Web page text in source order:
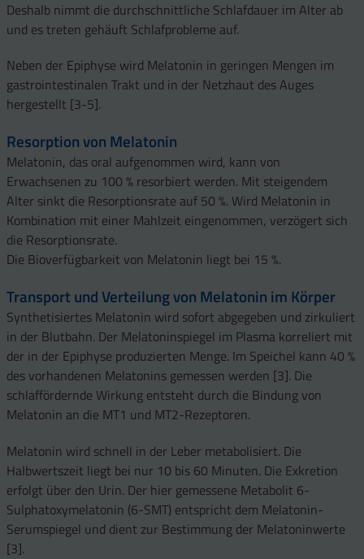
Deshalb nimmt die durchschnittliche Schlafdauer im Alter ab
und es treten gehäuft Schlafprobleme auf.
Neben der Epiphyse wird Melatonin in geringen Mengen im
gastrointestinalen Trakt und in der Netzhaut des Auges
hergestellt [3-5].
Resorption von Melatonin
Melatonin, das oral aufgenommen wird, kann von
Erwachsenen zu 100 % resorbiert werden. Mit steigendem
Alter sinkt die Resorptionsrate auf 50 %. Wird Melatonin in
Kombination mit einer Mahlzeit eingenommen, verzögert sich
die Resorptionsrate.
Die Bioverfügbarkeit von Melatonin liegt bei 15 %.
Transport und Verteilung von Melatonin im Körper
Synthetisiertes Melatonin wird sofort abgegeben und zirkuliert
in der Blutbahn. Der Melatoninspiegel im Plasma korreliert mit
der in der Epiphyse produzierten Menge. Im Speichel kann 40 %
des vorhandenen Melatonins gemessen werden [3]. Die
schlaffördernde Wirkung entsteht durch die Bindung von
Melatonin an die MT1 und MT2-Rezeptoren.
Melatonin wird schnell in der Leber metabolisiert. Die
Halbwertszeit liegt bei nur 10 bis 60 Minuten. Die Exkretion
erfolgt über den Urin. Der hier gemessene Metabolit 6-
Sulphatoxymelatonin (6-SMT) entspricht dem Melatonin-
Serumspiegel und dient zur Bestimmung der Melatoninwerte
[3].